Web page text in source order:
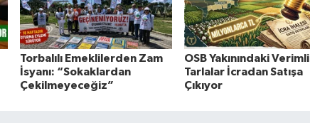
Torbalılı Emeklilerden Zam
İsyanı: “Sokaklardan
Çekilmeyeceğiz”
OSB Yakınındaki Verimli
Tarlalar İcradan Satışa
Çıkıyor